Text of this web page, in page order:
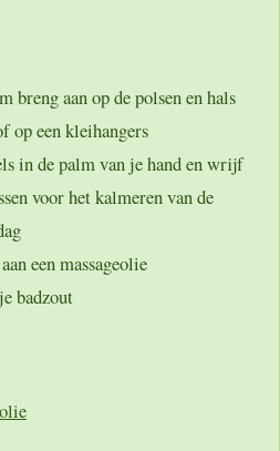
breng aan op de polsen en hals
op een kleihangers
in de palm van je hand en wrijf
voor het kalmeren van de
een massageolie
badzout